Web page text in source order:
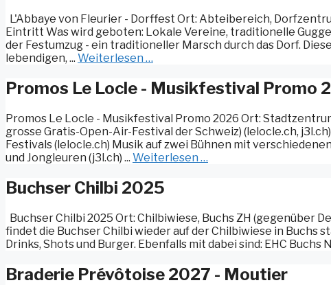
L'Abbaye von Fleurier - Dorffest Ort: Abteibereich,
Eintritt Was wird geboten: Lokale Vereine, traditionelle
der Festumzug - ein traditioneller Marsch durch das Dorf.
lebendigen, ... Weiterlesen …
Promos Le Locle - Musikfestival Promo
Promos Le Locle - Musikfestival Promo 2026 Ort:
grosse Gratis-Open-Air-Festival der Schweiz) (lelocle.ch,
Festivals (lelocle.ch) Musik auf zwei Bühnen mit
und Jongleuren (j3l.ch) ... Weiterlesen …
Buchser Chilbi 2025
Buchser Chilbi 2025 Ort: Chilbiwiese, Buchs ZH (gegenüber
findet die Buchser Chilbi wieder auf der Chilbiwiese in Buchs
Drinks, Shots und Burger. Ebenfalls mit dabei sind: EHC Buchs
Braderie Prévôtoise 2027 - Moutier